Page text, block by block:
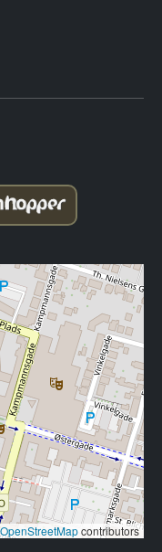
OpenStreetMapcontributors